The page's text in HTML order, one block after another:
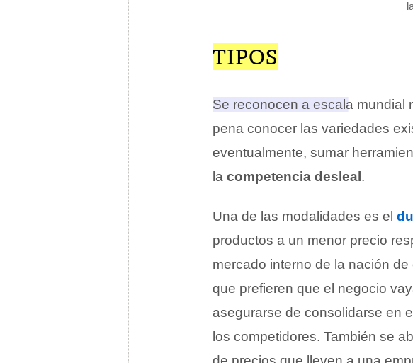
TIPOS
Se reconocen a escala mundial
pena conocer las variedades
eventualmente, sumar
la competencia desleal .
Una de las modalidades es el
productos a un menor precio
mercado interno de la nación
que prefieren que el negocio
asegurarse de consolidarse en
los competidores. También se